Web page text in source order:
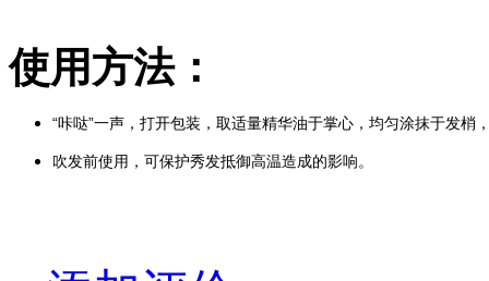
使用方法：
“咔哒”一声，打开包装，取适量精华油于掌心，均匀涂抹于发梢
吹发前使用，可保护秀发抵御高温造成的影响。